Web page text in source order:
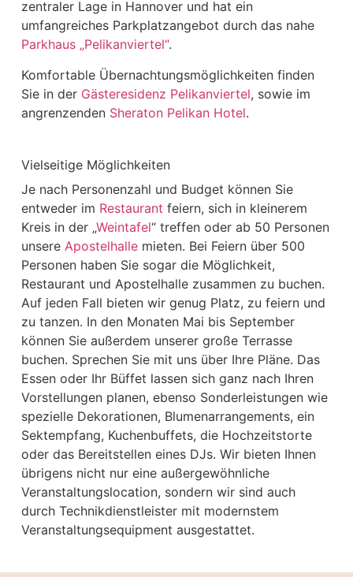
zentraler Lage in Hannover und hat ein
umfangreiches Parkplatzangebot durch das nahe
Parkhaus „Pelikanviertel“.
Komfortable Übernachtungsmöglichkeiten finden
Sie in der Gästeresidenz Pelikanviertel, sowie im
angrenzenden Sheraton Pelikan Hotel.
Vielseitige Möglichkeiten
Je nach Personenzahl und Budget können Sie
entweder im Restaurant feiern, sich in kleinerem
Kreis in der „Weintafel“ treffen oder ab 50 Personen
unsere Apostelhallemieten. Bei Feiern über 500
Personen haben Sie sogar die Möglichkeit,
Restaurant und Apostelhalle zusammen zu buchen.
Auf jeden Fall bieten wir genug Platz, zu feiern und
zu tanzen. In den Monaten Mai bis September
können Sie außerdem unserer große Terrasse
buchen. Sprechen Sie mit uns über Ihre Pläne. Das
Essen oder Ihr Büffet lassen sich ganz nach Ihren
Vorstellungen planen, ebenso Sonderleistungen wie
spezielle Dekorationen, Blumenarrangements, ein
Sektempfang, Kuchenbuffets, die Hochzeitstorte
oder das Bereitstellen eines DJs. Wir bieten Ihnen
übrigens nicht nur eine außergewöhnliche
Veranstaltungslocation, sondern wir sind auch
durch Technikdienstleister mit modernstem
Veranstaltungsequipment ausgestattet.